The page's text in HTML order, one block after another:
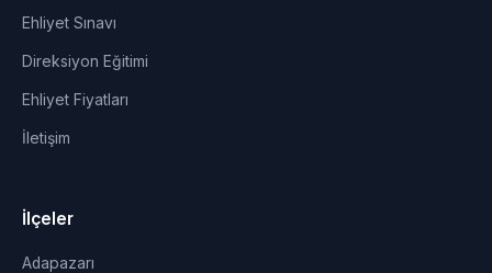
Ehliyet Sınavı
Direksiyon Eğitimi
Ehliyet Fiyatları
İletişim
İlçeler
Adapazarı